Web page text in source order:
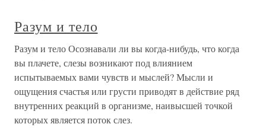
Разум и тело
Разум и тело Осознавали ли вы когда-нибудь, что когда
вы плачете, слезы возникают под влиянием
испытываемых вами чувств и мыслей? Мысли и
ощущения счастья или грусти приводят в действие ряд
внутренних реакций в организме, наивысшей точкой
которых является поток слез.